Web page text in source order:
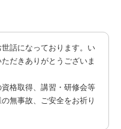
話になっております。い
だきありがとうございま
格取得、講習・研修会等
無事故、ご安全をお祈り